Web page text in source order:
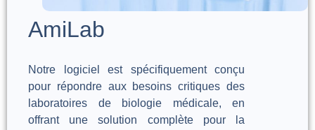
AmiLab
Notre logiciel est spécifiquement conçu
pour répondre aux besoins critiques des
laboratoires de biologie médicale, en
offrant une solution complète pour la